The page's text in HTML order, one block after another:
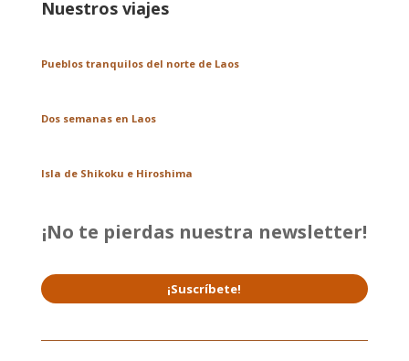
Nuestros viajes
Pueblos tranquilos del norte de Laos
Dos semanas en Laos
Isla de Shikoku e Hiroshima
¡No te pierdas nuestra newsletter!
¡Suscríbete!